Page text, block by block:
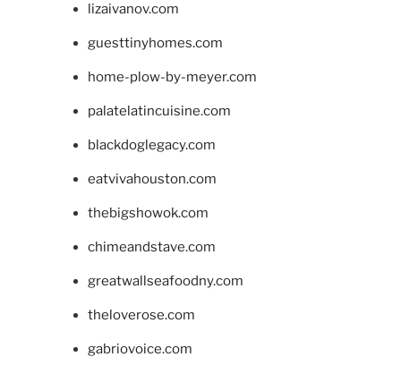
lizaivanov.com
guesttinyhomes.com
home-plow-by-meyer.com
palatelatincuisine.com
blackdoglegacy.com
eatvivahouston.com
thebigshowok.com
chimeandstave.com
greatwallseafoodny.com
theloverose.com
gabriovoice.com